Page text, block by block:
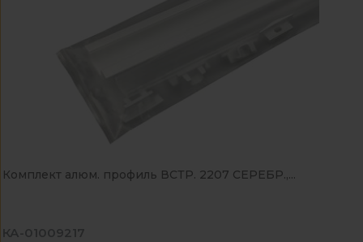
Комплект алюм. профиль ВСТР. 2207 СЕРЕБР.,...
КА-01009217